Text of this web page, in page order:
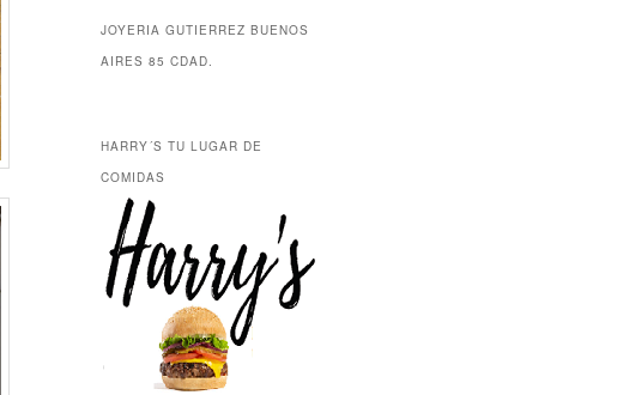
JOYERIA GUTIERREZ BUENOS
AIRES 85 CDAD.
HARRY´S TU LUGAR DE
COMIDAS